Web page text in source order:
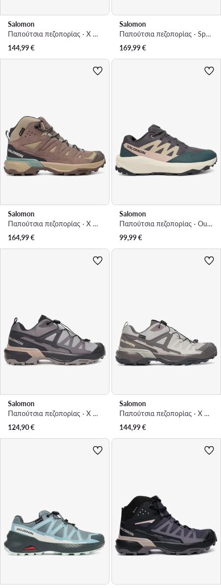
Salomon
Παπούτσια πεζοπορίας · X Ultra 360 GORE-TEX L45391700 · Μωβ
144,99€
Salomon
Παπούτσια πεζοπορίας · Speedcross 6 Gtx Icon L45486900 · Ανοιχτό πράσινο
169,99€
Salomon
Παπούτσια πεζοπορίας · X Ultra 360 Ltr Mid Gtx W L49158400 · Χακί
164,99€
Salomon
Παπούτσια πεζοπορίας · Outscape L49152400 · Μωβ
99,99€
Salomon
Παπούτσια πεζοπορίας · X Ultra 360 L49103900 · Γκρι
124,90€
Salomon
Παπούτσια πεζοπορίας · X Ultra 360 GORE-TEX L45391800 · Μπεζ
144,99€